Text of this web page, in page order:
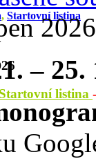
, Startovní listina
Startovní listina
2026
– 25.